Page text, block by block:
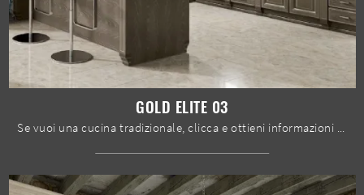
GOLD ELITE 03
Se vuoi una cucina tradizionale, clicca e ottieni informazioni sul modello Gold Elite 03 Home Cucine.